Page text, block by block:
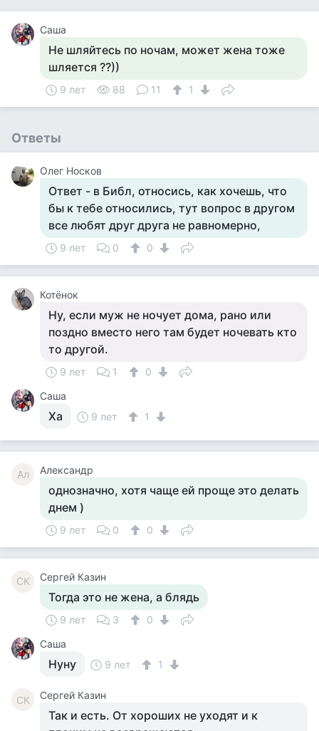
Саша
Не шляйтесь по ночам, может жена тоже
шляется ??))
9 лет 88 11 1
Ответы
Олег Носков
Ответ - в Библ, относись, как хочешь, что
бы к тебе относились, тут вопрос в другом
все любят друг друга не равномерно,
9 лет 0 0
Котёнок
Ну, если муж не ночует дома, рано или
поздно вместо него там будет ночевать кто
то другой.
9 лет 1
0
Саша
Ха 9 лет 1
Ал Александр
однозначно, хотя чаще ей проще это делать
днем )
9 лет 0 0
СК Сергей Казин
Тогда это не жена, а блядь
9 лет 3
0
Саша
Нуну 9 лет 1
СК Сергей Казин
Так и есть. От хороших не уходят и к